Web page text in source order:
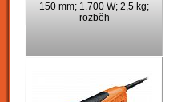
150 mm; 1.700 W; 2,5 kg;
rozběh